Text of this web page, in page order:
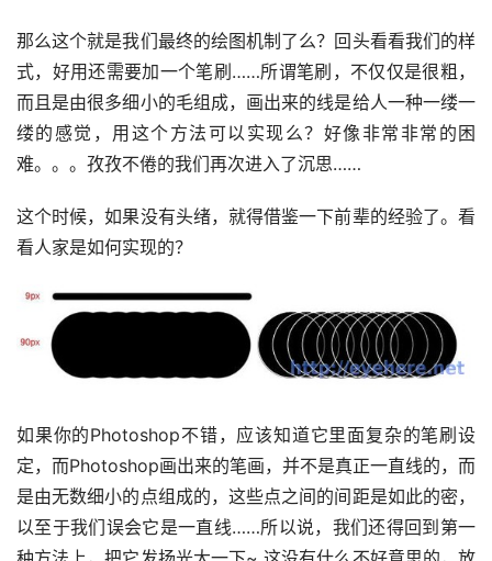
那么这个就是我们最终的绘图机制了么？回头看看我们的样
式，好用还需要加一个笔刷……所谓笔刷，不仅仅是很粗，
而且是由很多细小的毛组成，画出来的线是给人一种一缕一
缕的感觉，用这个方法可以实现么？好像非常非常的困
难。。。孜孜不倦的我们再次进入了沉思……
这个时候，如果没有头绪，就得借鉴一下前辈的经验了。看
看人家是如何实现的？
如果你的Photoshop不错，应该知道它里面复杂的笔刷设
定，而Photoshop画出来的笔画，并不是真正一直线的，而
是由无数细小的点组成的，这些点之间的间距是如此的密，
以至于我们误会它是一直线……所以说，我们还得回到第一